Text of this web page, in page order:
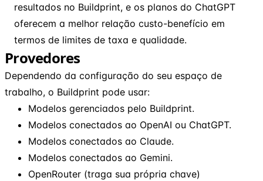
resultados no Buildprint, e os planos do ChatGPT
oferecem a melhor relação custo-benefício em
termos de limites de taxa e qualidade.
Provedores
Dependendo da configuração do seu espaço de
trabalho, o Buildprint pode usar:
Modelos gerenciados pelo Buildprint.
Modelos conectados ao OpenAI ou ChatGPT.
Modelos conectados ao Claude.
Modelos conectados ao Gemini.
OpenRouter (traga sua própria chave)